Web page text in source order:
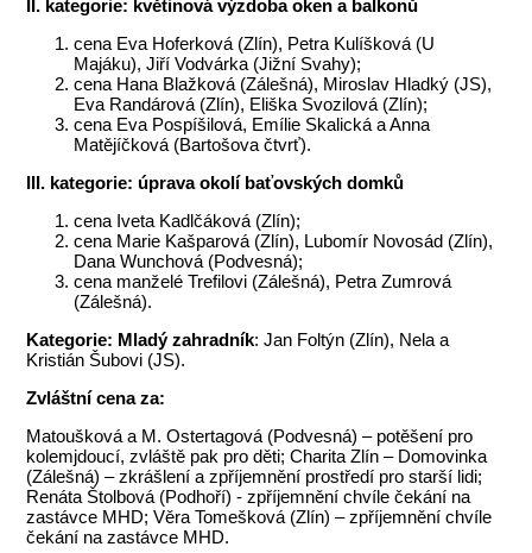
II. kategorie: květinová výzdoba oken a balkonů
cena Eva Hoferková (Zlín), Petra Kulíšková (U
Majáku), Jiří Vodvárka (Jižní Svahy);
cena Hana Blažková (Zálešná), Miroslav Hladký (JS),
Eva Randárová (Zlín), Eliška Svozilová (Zlín);
cena Eva Pospíšilová, Emílie Skalická a Anna
Matějíčková (Bartošova čtvrť).
III. kategorie: úprava okolí baťovských domků
cena Iveta Kadlčáková (Zlín);
cena Marie Kašparová (Zlín), Lubomír Novosád (Zlín),
Dana Wunchová (Podvesná);
cena manželé Trefilovi (Zálešná), Petra Zumrová
(Zálešná).
Kategorie: Mladý zahradník: Jan Foltýn (Zlín), Nela a
Kristián Šubovi (JS).
Zvláštní cena za:
Matoušková a M. Ostertagová (Podvesná) – potěšení pro
kolemjdoucí, zvláště pak pro děti; Charita Zlín – Domovinka
(Zálešná) – zkrášlení a zpříjemnění prostředí pro starší lidi;
Renáta Štolbová (Podhoří) - zpříjemnění chvíle čekání na
zastávce MHD; Věra Tomešková (Zlín) – zpříjemnění chvíle
čekání na zastávce MHD.